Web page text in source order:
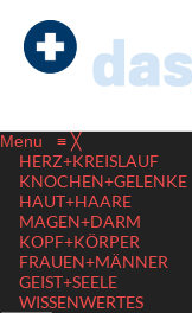
Menu ≡ ╳
HERZ+KREISLAUF
KNOCHEN+GELENKE
HAUT+HAARE
MAGEN+DARM
KOPF+KÖRPER
FRAUEN+MÄNNER
GEIST+SEELE
WISSENWERTES